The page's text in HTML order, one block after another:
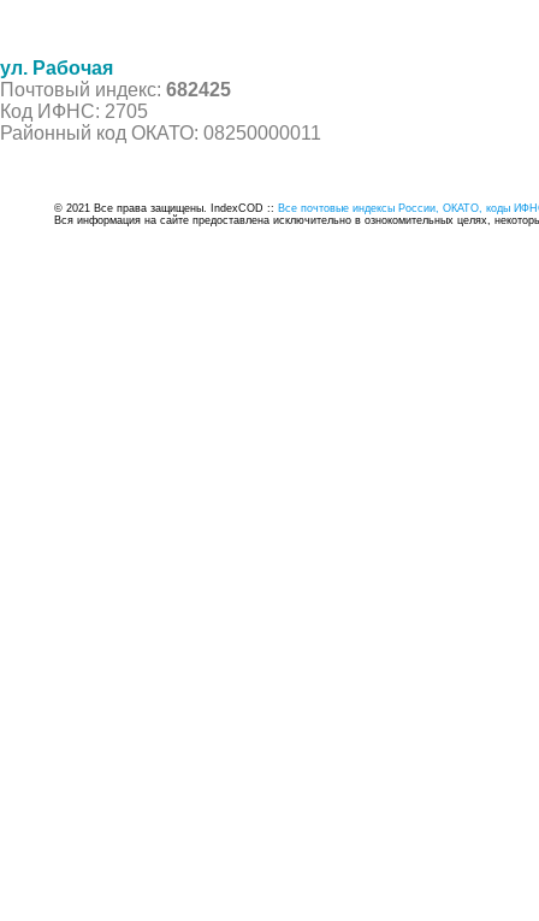
ул. Рабочая
Почтовый индекс: 682425
Код ИФНС: 2705
Районный код ОКАТО: 08250000011
© 2021 Все права защищены. IndexCOD :: Все почтовые индексы России, ОКАТО, коды
Вся информация на сайте предоставлена исключительно в ознокомительных целях,